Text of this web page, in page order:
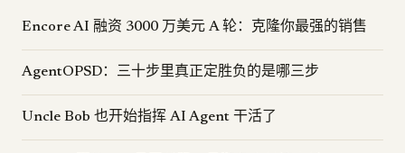
Encore AI 融资 3000 万美元 A 轮：克隆你最强的销售
AgentOPSD：三十步里真正定胜负的是哪三步
Uncle Bob 也开始指挥 AI Agent 干活了